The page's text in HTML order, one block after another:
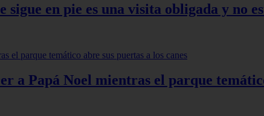
en pie es una visita obligada y no
a Papá Noel mientras el parque